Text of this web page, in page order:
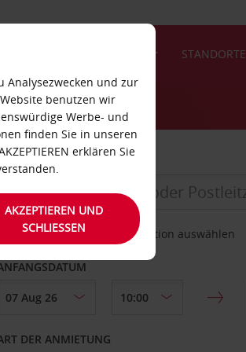
STANDORTE
ABHOLEN VON
Eine andere Rückgabestation auswählen
DER ANMIETUNG
Analysezwecken und zur
benutzen wir
Werbe- und
finden Sie in unseren
erklären Sie
AKZEPTIEREN UND
SCHLIESSEN